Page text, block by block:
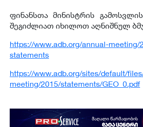
ფინანსთა მინისტრის
შეგიძლიათ იხილოთ აღნიშნულ
https://www.adb.org/annual-meeting/
statements
https://www.adb.org/sites/default/
meeting/2015/statements/GEO_0.pdf